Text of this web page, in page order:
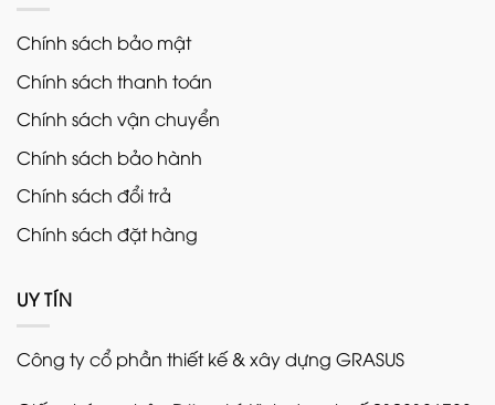
Chính sách bảo mật
Chính sách thanh toán
Chính sách vận chuyển
Chính sách bảo hành
Chính sách đổi trả
Chính sách đặt hàng
UY TÍN
Công ty cổ phần thiết kế & xây dựng GRASUS